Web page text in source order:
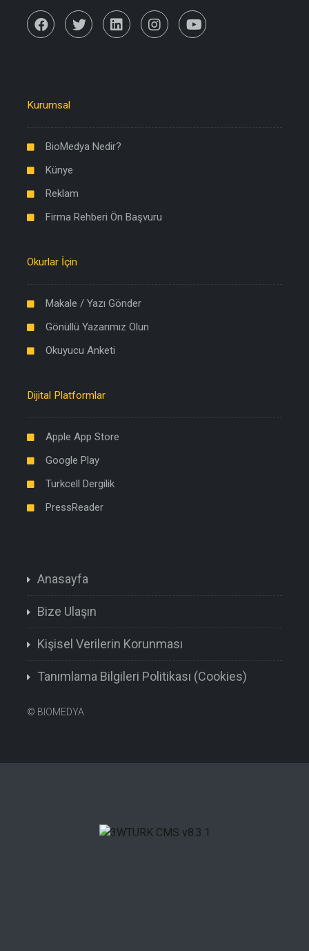
Kurumsal
BioMedya Nedir?
Künye
Reklam
Firma Rehberi Ön Başvuru
Okurlar İçin
Makale / Yazı Gönder
Gönüllü Yazarımız Olun
Okuyucu Anketi
Dijital Platformlar
Apple App Store
Google Play
Turkcell Dergilik
PressReader
Anasayfa
Bize Ulaşın
Kişisel Verilerin Korunması
Tanımlama Bilgileri Politikası (Cookies)
© BIOMEDYA